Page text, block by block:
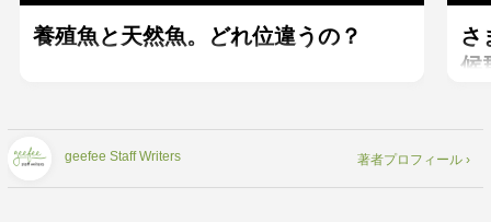
養殖魚と天然魚。どれ位違うの？
さ
候
geefee Staff Writers 著者プロフィール ›